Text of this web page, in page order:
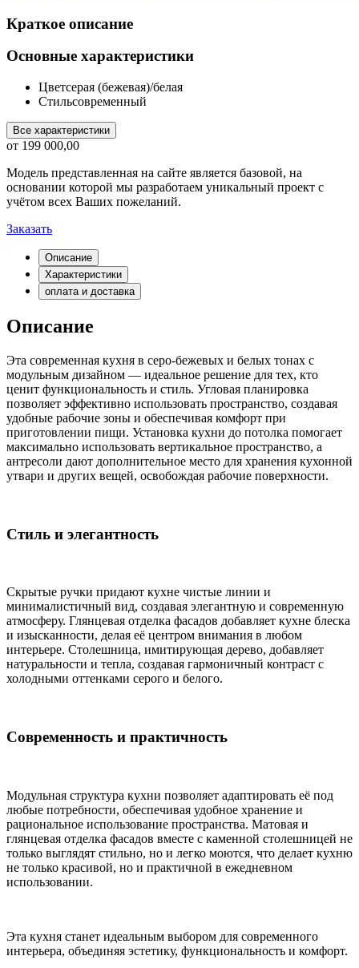
Краткое описание
Основные характеристики
Цветсерая (бежевая)/белая
Стильсовременный
Все характеристики
от 199 000,00
Модель представленная на сайте является базовой, на
основании которой мы разработаем уникальный проект с
учётом всех Ваших пожеланий.
Заказать
Описание
Характеристики
оплата и доставка
Описание
Эта современная кухня в серо-бежевых и белых тонах с
модульным дизайном — идеальное решение для тех, кто
ценит функциональность и стиль. Угловая планировка
позволяет эффективно использовать пространство, создавая
удобные рабочие зоны и обеспечивая комфорт при
приготовлении пищи. Установка кухни до потолка помогает
максимально использовать вертикальное пространство, а
антресоли дают дополнительное место для хранения кухонной
утвари и других вещей, освобождая рабочие поверхности.
Стиль и элегантность
Скрытые ручки придают кухне чистые линии и
минималистичный вид, создавая элегантную и современную
атмосферу. Глянцевая отделка фасадов добавляет кухне блеска
и изысканности, делая её центром внимания в любом
интерьере. Столешница, имитирующая дерево, добавляет
натуральности и тепла, создавая гармоничный контраст с
холодными оттенками серого и белого.
Современность и практичность
Модульная структура кухни позволяет адаптировать её под
любые потребности, обеспечивая удобное хранение и
рациональное использование пространства. Матовая и
глянцевая отделка фасадов вместе с каменной столешницей не
только выглядят стильно, но и легко моются, что делает кухню
не только красивой, но и практичной в ежедневном
использовании.
Эта кухня станет идеальным выбором для современного
интерьера, объединяя эстетику, функциональность и комфорт.